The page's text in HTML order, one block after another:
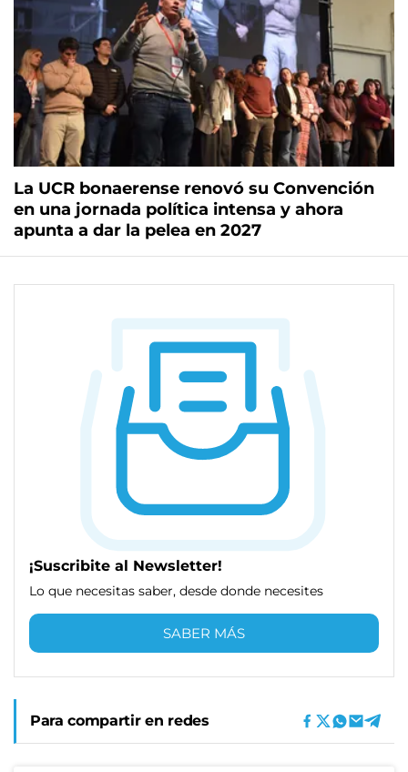
La UCR bonaerense renovó su Convención
en una jornada política intensa y ahora
apunta a dar la pelea en 2027
¡Suscribite al Newsletter!
Lo que necesitas saber, desde donde necesites
SABER MÁS
Para compartir en redes